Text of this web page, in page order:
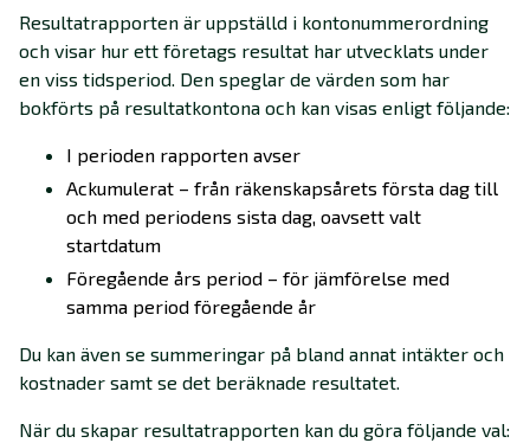
Resultatrapporten är uppställd i kontonummerordning
och visar hur ett företags resultat har utvecklats under
en viss tidsperiod. Den speglar de värden som har
bokförts på resultatkontona och kan visas enligt följande:
I perioden rapporten avser
Ackumulerat – från räkenskapsårets första dag till
och med periodens sista dag, oavsett valt
startdatum
Föregående års period – för jämförelse med
samma period föregående år
Du kan även se summeringar på bland annat intäkter och
kostnader samt se det beräknade resultatet.
När du skapar resultatrapporten kan du göra följande val: